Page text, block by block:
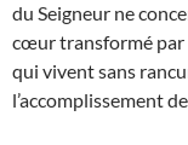
du Seigneur ne
cœur transformé par
qui vivent sans
l’accomplissement